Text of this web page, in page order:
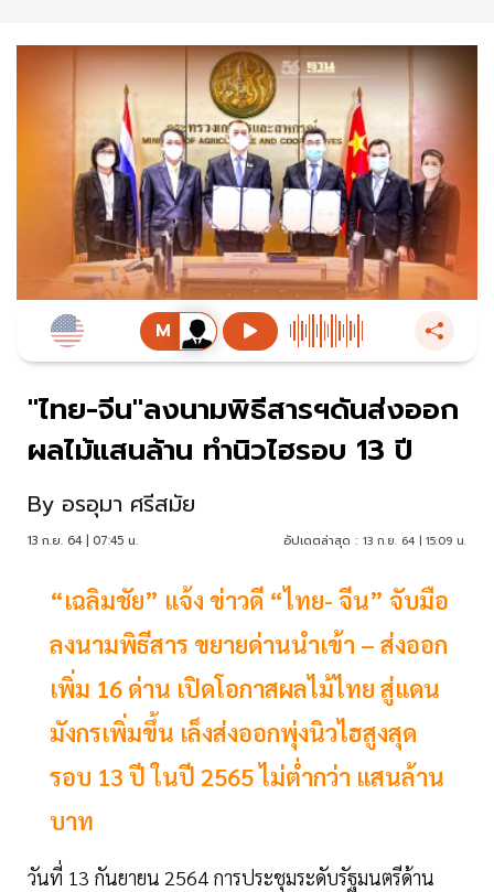
"ไทย-จีน"ลงนามพิธีสารฯดันส่งออก
ผลไม้แสนล้าน ทำนิวไฮรอบ 13 ปี
By อรอุมา ศรีสมัย
13 ก.ย. 64 | 07:45 น. อัปเดตล่าสุด : 13 ก.ย. 64 | 15:09 น.
“เฉลิมชัย” แจ้ง ข่าวดี “ไทย- จีน” จับมือ
ลงนามพิธีสาร ขยายด่านนำเข้า – ส่งออก
เพิ่ม 16 ด่าน เปิดโอกาสผลไม้ไทย สู่แดน
มังกรเพิ่มขึ้น เล็งส่งออกพุ่งนิวไฮสูงสุด
รอบ 13 ปี ในปี 2565 ไม่ต่ำกว่า แสนล้าน
บาท
วันที่ 13 กันยายน 2564 การประชุมระดับรัฐมนตรีด้าน